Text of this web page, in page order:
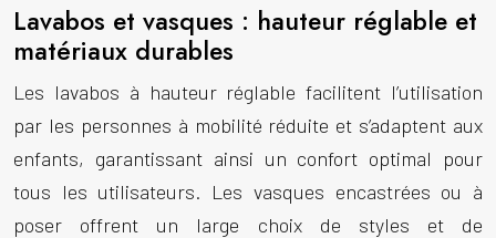
Lavabos et vasques : hauteur réglable et
matériaux durables
Les lavabos à hauteur réglable facilitent l’utilisation
par les personnes à mobilité réduite et s’adaptent aux
enfants, garantissant ainsi un confort optimal pour
tous les utilisateurs. Les vasques encastrées ou à
poser offrent un large choix de styles et de